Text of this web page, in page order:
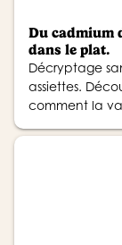
Du cadmium
dans le plat.
Décryptage
assiettes.
comment la